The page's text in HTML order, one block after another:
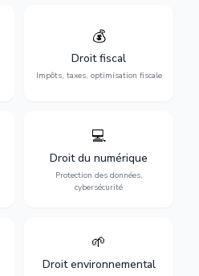
💰
Droit fiscal
Impôts, taxes, optimisation fiscale
Optimisation de votre
situation fiscale :
déclarations, contentieux,
contrôles fiscaux et
planification.
💻
Droit du numérique
Protection des données,
cybersécurité
Protection de vos activités
numériques : RGPD,
cybersécurité, e-commerce
et propriété digitale.
🌱
Droit environnemental
Protection de
conformité